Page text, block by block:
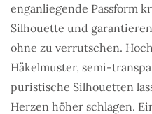
enganliegende Passform
Silhouette und
ohne zu verrutschen.
Häkelmuster, semi-
puristische Silhouetten
Herzen höher schlagen.